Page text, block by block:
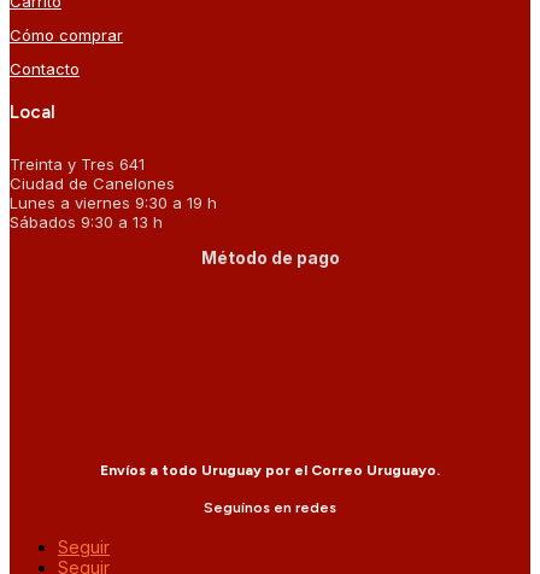
Cómo comprar
Contacto
Local
Treinta y Tres 641
Ciudad de Canelones
Lunes a viernes 9:30 a 19 h
Sábados 9:30 a 13 h
Método de pago
Envíos a todo Uruguay por el Correo Uruguayo.
Seguínos en redes
Seguir
Seguir